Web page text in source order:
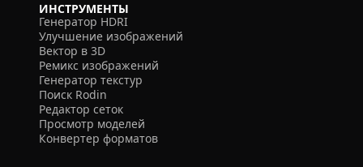
ИНСТРУМЕНТЫ
Генератор HDRI
Улучшение изображений
Вектор в 3D
Ремикс изображений
Генератор текстур
Поиск Rodin
Редактор сеток
Просмотр моделей
Конвертер форматов